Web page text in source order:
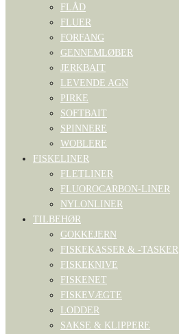
FLÅD
FLUER
FORFANG
GENNEMLØBER
JERKBAIT
LEVENDE AGN
PIRKE
SOFTBAIT
SPINNERE
WOBLERE
FISKELINER
FLETLINER
FLUOROCARBON-LINER
NYLONLINER
TILBEHØR
GOKKEJERN
FISKEKASSER & -TASKER
FISKEKNIVE
FISKENET
FISKEVÆGTE
LODDER
SAKSE & KLIPPERE